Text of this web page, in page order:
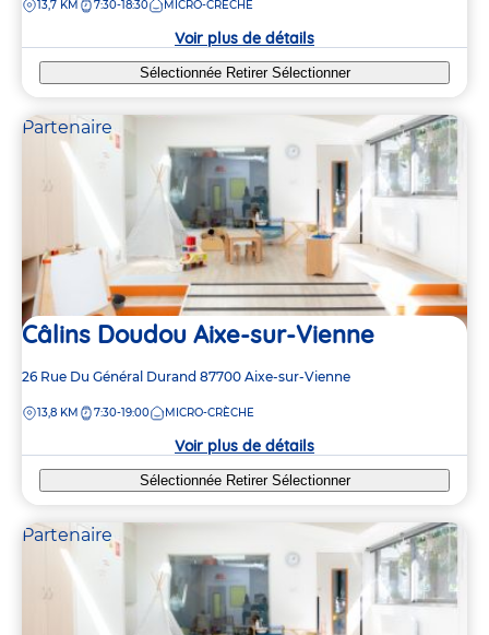
la
DISTANCE
13,7 KM 7:30-18:30 MICRO-CRÈCHE
Voir plus de détails
Sélectionnée Retirer Sélectionner
Partenaire
Câlins Doudou Aixe-sur-Vienne
Adresse
la
26 Rue Du Général Durand 87700 Aixe-sur-Vienne
DISTANCE
13,8 KM 7:30-19:00 MICRO-CRÈCHE
Voir plus de détails
Sélectionnée Retirer Sélectionner
Partenaire